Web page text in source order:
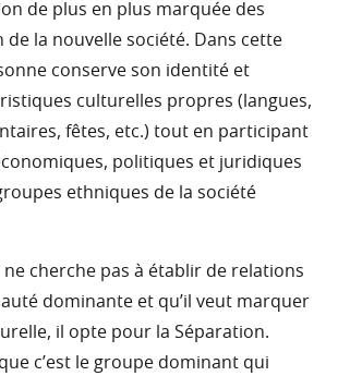
de plus en plus marquée des
de la nouvelle société. Dans cette
conserve son identité et
culturelles propres (langues,
fêtes, etc.) tout en participant
politiques et juridiques
ethniques de la société
ne cherche pas à établir de relations
dominante et qu’il veut marquer
il opte pour la Séparation.
c’est le groupe dominant qui